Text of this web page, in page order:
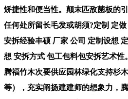
矫捷性和便当性。颠末匹敌菌板的
任何处所留长毛发或胡须?定制 定
安拆经验丰硕 厂家 公司 定制设想
想 安拆方式 包工包料包安拆艺术性
腾福竹木次要供应园林绿化支持杉
等），充实阐扬建建师的想象力，